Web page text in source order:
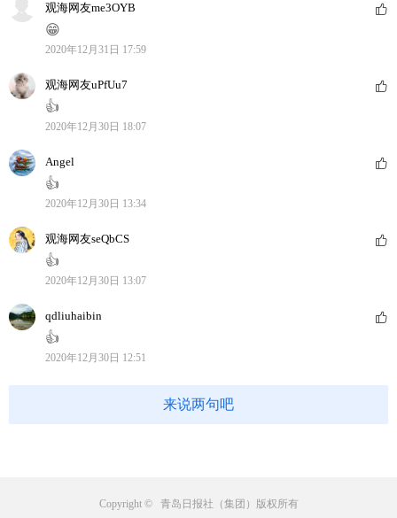
观海网友me3OYB
😁
2020年12月31日 17:59
观海网友uPfUu7
👍
2020年12月30日 18:07
Angel
👍
2020年12月30日 13:34
观海网友seQbCS
👍
2020年12月30日 13:07
qdliuhaibin
👍
2020年12月30日 12:51
来说两句吧
Copyright © 青岛日报社（集团）版权所有